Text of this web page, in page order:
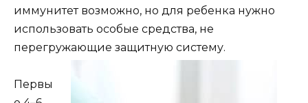
иммунитет возможно, но для ребенка нужно
использовать особые средства, не
перегружающие защитную систему.
Первы